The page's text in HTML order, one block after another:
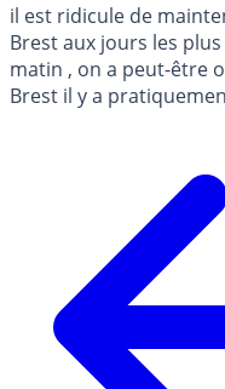
il est ridicule de
Brest aux jours les
matin , on a peut-être
Brest il y a